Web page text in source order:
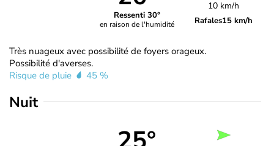
Ressenti 30°
en raison de l'humidité
10 km/h
Rafales15 km/h
Très nuageux avec possibilité de foyers orageux.
Possibilité d'averses.
Risque de pluie
45 %
Nuit